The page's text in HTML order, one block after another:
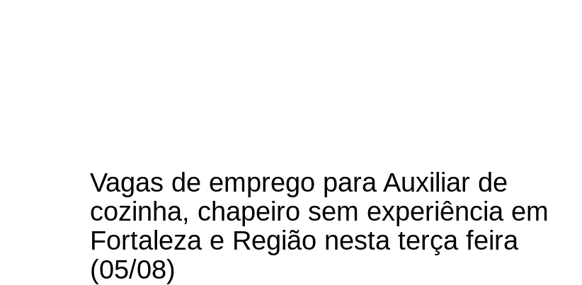
Vagas de emprego para Auxiliar de
cozinha, chapeiro sem experiência em
Fortaleza e Região nesta terça feira
(05/08)